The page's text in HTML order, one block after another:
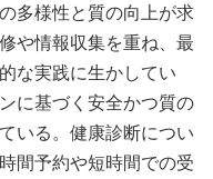
多様性と質の向上が求
や情報収集を重ね、最
な実践に生かしてい
に基づく安全かつ質の
いる。健康診断につい
間予約や短時間での受